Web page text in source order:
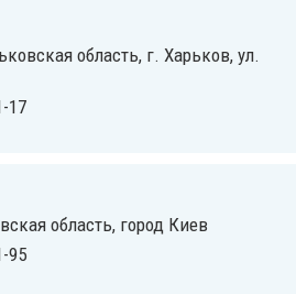
область, г. Харьков, ул.
17
область, город Киев
95